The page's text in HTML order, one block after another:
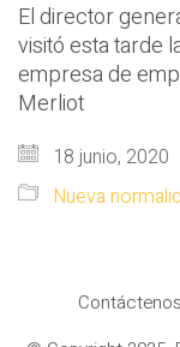
El director
visitó esta tarde
empresa de
Merliot
18 junio, 2020
Nueva
Contáctenos